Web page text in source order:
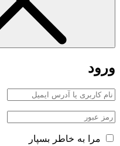
ورود
مرا به خاطر بسپار